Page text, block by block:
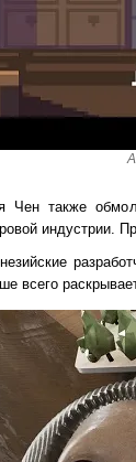
Чен также
индустрии.
всего